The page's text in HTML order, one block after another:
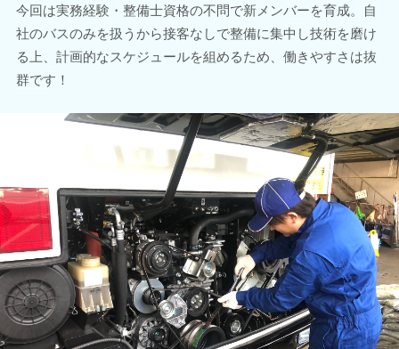
今回は実務経験・整備士資格の不問で新メンバーを育成。自
社のバスのみを扱うから接客なしで整備に集中し技術を磨け
る上、計画的なスケジュールを組めるため、働きやすさは抜
群です！